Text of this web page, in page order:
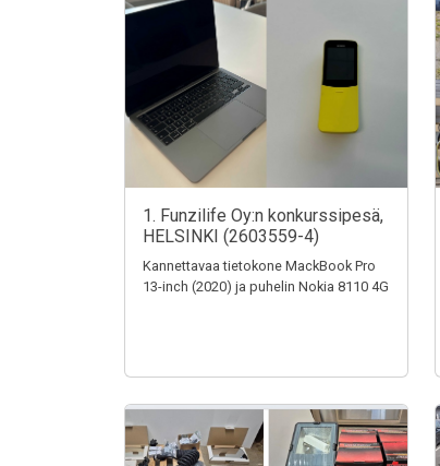
1. Funzilife Oy:n konkurssipesä,
HELSINKI (2603559-4)
Kannettavaa tietokone MackBook Pro
13-inch (2020) ja puhelin Nokia 8110 4G